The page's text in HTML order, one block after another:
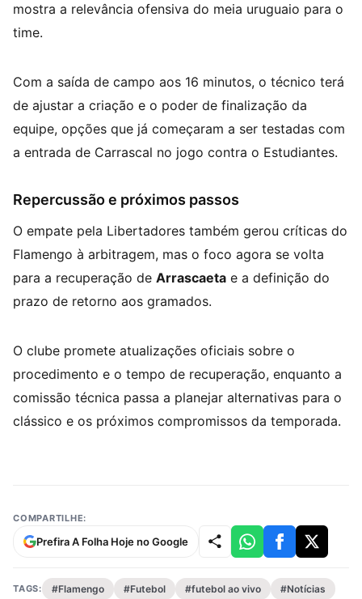
mostra a relevância ofensiva do meia uruguaio para o
time.
Com a saída de campo aos 16 minutos, o técnico terá
de ajustar a criação e o poder de finalização da
equipe, opções que já começaram a ser testadas com
a entrada de Carrascal no jogo contra o Estudiantes.
Repercussão e próximos passos
O empate pela Libertadores também gerou críticas do
Flamengo à arbitragem, mas o foco agora se volta
para a recuperação de Arrascaeta e a definição do
prazo de retorno aos gramados.
O clube promete atualizações oficiais sobre o
procedimento e o tempo de recuperação, enquanto a
comissão técnica passa a planejar alternativas para o
clássico e os próximos compromissos da temporada.
COMPARTILHE:
Prefira A Folha Hoje no Google
TAGS: #Flamengo #Futebol #futebol ao vivo #Notícias